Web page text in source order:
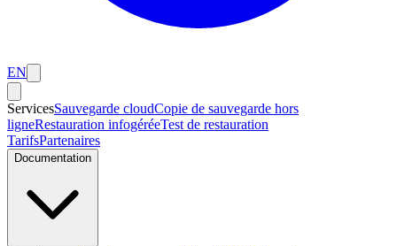
EN
ServicesSauvegarde cloudCopie de sauvegarde hors
ligneRestauration infogéréeTest de restauration
TarifsPartenaires
Documentation